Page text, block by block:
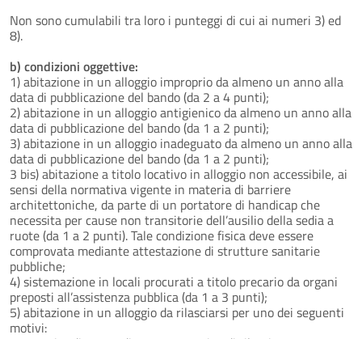
Non sono cumulabili tra loro i punteggi di cui ai numeri 3) ed
8).
b) condizioni oggettive:
1) abitazione in un alloggio improprio da almeno un anno alla
data di pubblicazione del bando (da 2 a 4 punti);
2) abitazione in un alloggio antigienico da almeno un anno alla
data di pubblicazione del bando (da 1 a 2 punti);
3) abitazione in un alloggio inadeguato da almeno un anno alla
data di pubblicazione del bando (da 1 a 2 punti);
3 bis) abitazione a titolo locativo in alloggio non accessibile, ai
sensi della normativa vigente in materia di barriere
architettoniche, da parte di un portatore di handicap che
necessita per cause non transitorie dell’ausilio della sedia a
ruote (da 1 a 2 punti). Tale condizione fisica deve essere
comprovata mediante attestazione di strutture sanitarie
pubbliche;
4) sistemazione in locali procurati a titolo precario da organi
preposti all’assistenza pubblica (da 1 a 3 punti);
5) abitazione in un alloggio da rilasciarsi per uno dei seguenti
motivi: